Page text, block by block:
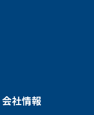
会社情報